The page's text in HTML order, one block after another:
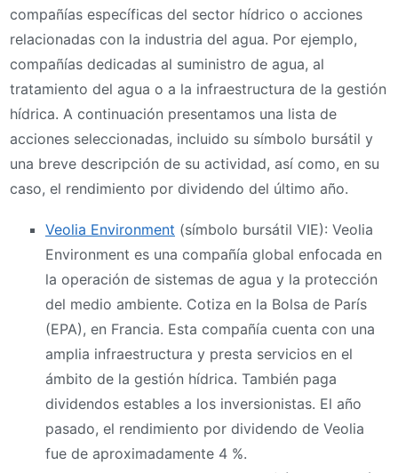
compañías específicas del sector hídrico o acciones
relacionadas con la industria del agua. Por ejemplo,
compañías dedicadas al suministro de agua, al
tratamiento del agua o a la infraestructura de la gestión
hídrica. A continuación presentamos una lista de
acciones seleccionadas, incluido su símbolo bursátil y
una breve descripción de su actividad, así como, en su
caso, el rendimiento por dividendo del último año.
Veolia Environment (símbolo bursátil VIE): Veolia
Environment es una compañía global enfocada en
la operación de sistemas de agua y la protección
del medio ambiente. Cotiza en la Bolsa de París
(EPA), en Francia. Esta compañía cuenta con una
amplia infraestructura y presta servicios en el
ámbito de la gestión hídrica. También paga
dividendos estables a los inversionistas. El año
pasado, el rendimiento por dividendo de Veolia
fue de aproximadamente 4 %.